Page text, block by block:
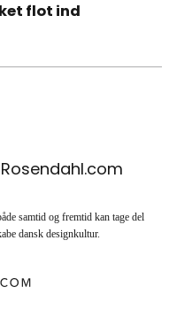
flot ind
samtid og fremtid kan tage del
dansk designkultur.